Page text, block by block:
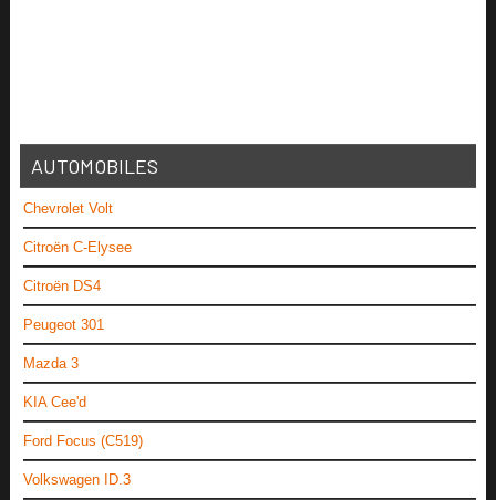
AUTOMOBILES
Chevrolet Volt
Citroën C-Elysee
Citroën DS4
Peugeot 301
Mazda 3
KIA Cee'd
Ford Focus (C519)
Volkswagen ID.3